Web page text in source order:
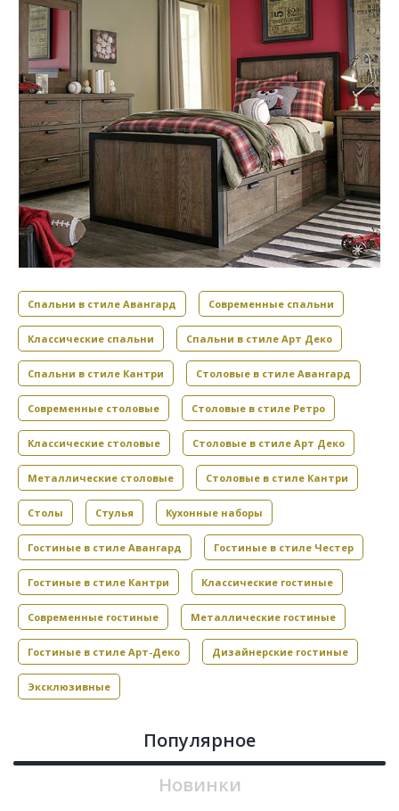
Спальни в стиле Авангард Современные спальни
Классические спальни Спальни в стиле Арт Деко
Спальни в стиле Кантри Столовые в стиле Авангард
Современные столовые Столовые в стиле Ретро
Классические столовые Столовые в стиле Арт Деко
Металлические столовые Столовые в стиле Кантри
Столы Стулья Кухонные наборы
Гостиные в стиле Авангард Гостиные в стиле Честер
Гостиные в стиле Кантри Классические гостиные
Современные гостиные Металлические гостиные
Гостиные в стиле Арт-Деко Дизайнерские гостиные
Эксклюзивные
Популярное
Новинки